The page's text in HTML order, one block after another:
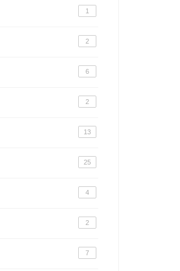
1
2
6
2
13
25
4
2
7